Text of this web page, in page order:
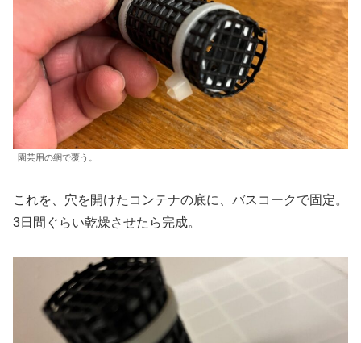
園芸用の網で覆う。
これを、穴を開けたコンテナの底に、バスコークで固定。
3日間ぐらい乾燥させたら完成。